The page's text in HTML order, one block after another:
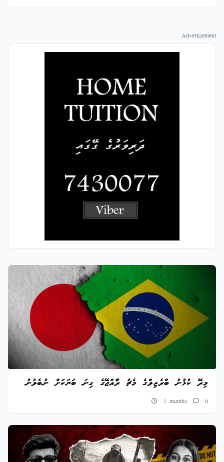
Advertisement
މިރޭ ކުޅުނު ބްރެޒިލްގެ މެޗު ރާއްޖޭގެ ގިނަ ބަޔަކަށް ނުބެލުނު
1 months 0